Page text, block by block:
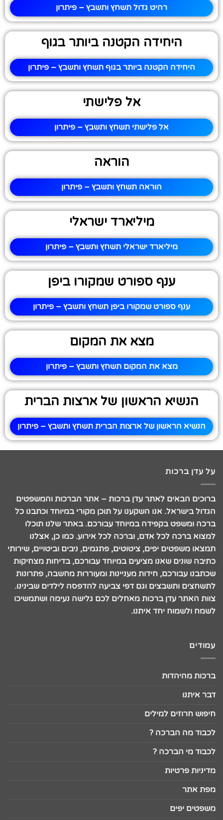
רהיט גדול תשחץ ותשבץ – פיתרון
היחידה הקטנה ביותר בגוף
היחידה הקטנה ביותר בגוף תשחץ ותשבץ – פיתרון
אל פלישתי
אל פלישתי תשחץ ותשבץ – פיתרון
הוראה
הוראה תשחץ ותשבץ – פיתרון
מיליארד ישראלי
מיליארד ישראלי תשחץ ותשבץ – פיתרון
ענף ספורט שמקורו ביפן
ענף ספורט שמקורו ביפן תשחץ ותשבץ – פיתרון
מצא את המקום
מצא את המקום תשחץ ותשבץ – פיתרון
הנשיא הראשון של ארצות הברית
הנשיא הראשון של ארצות הברית תשחץ ותשבץ – פיתרון
על עדן ברכות
ברוכים הבאים לאתר עדן ברכות – אתר הברכות והמשפטים
הגדול בישראל. אנו השקענו על תוכן מקורי במיוחד וכתבנו כל
ברכה ומשפט בקפידה במיוחד עבורכם. באתר שלנו תוכלו
למצוא ברכה לכל אדם, וברכה לכל אירוע. כמו כן, אצלנו
תמצאו משפטים יפים, ציטוטים, פתגמים, ניבים וביטויים, שירותי
כתיבה שונים שאנו מציעים במיוחד עבורכם, בדיחות מצחיקות
שכתבנו עבורכם, חידות מעניינות ומעוררות מחשבה, פתרונות
לתשחצים ותשבצים וגם דפי צביעה להדפסה לילדים שבינינו.
צוות האתר עדן ברכות מאחלים לכם גלישה נעימה ושתמשיכו
לשמח ולשמוח יחד איתנו.
עמודים
ברכות מהיהדות
דבר איתנו
חיפוש חרוזים למילים
לכבוד מה הברכה ?
לכבוד מי הברכה ?
מדיניות פרטיות
מפת אתר
משפטים יפים